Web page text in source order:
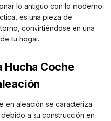
lo antiguo con lo moderno.
es una pieza de
convirtiéndose en una
tu hogar.
Hucha Coche
en aleación se caracteriza
a su construcción en